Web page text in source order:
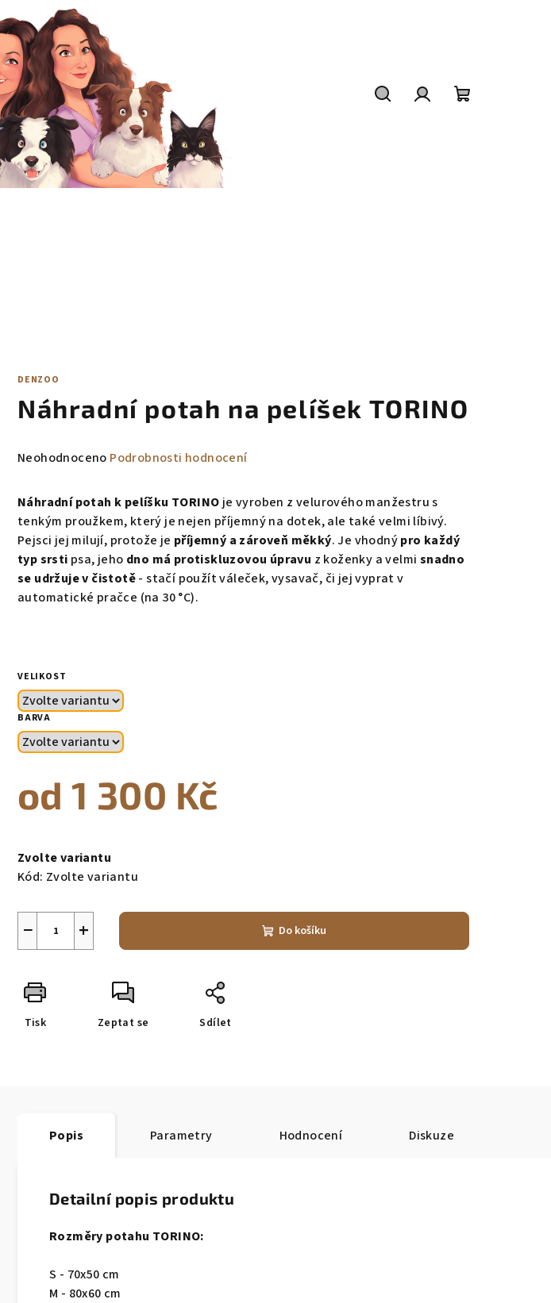
DENZOO
Náhradní potah na pelíšek TORINO
Průměrné
produktu
je
0,0
z
hvězdiček.
Neohodnoceno Podrobnosti hodnocení
Náhradní potah k pelíšku TORINO je vyroben z velurového manžestru s
tenkým proužkem, který je nejen příjemný na dotek, ale také velmi líbivý.
Pejsci jej milují, protože je příjemný a zároveň měkký. Je vhodnýpro každý
typ srsti psa, jeho dno má protiskluzovou úpravu z koženky a velmi snadno
se udržuje v čistotě- stačí použít váleček, vysavač, či jej vyprat v
automatické pračce (na 30 °C).
VELIKOST
BARVA
od1 300 Kč
cena:
Zvolte variantu
Kód: Zvolte variantu
+
− Do košíku
Tisk Zeptat se Sdílet
Popis Parametry Hodnocení Diskuze
Detailní popis produktu
Rozměry potahu TORINO:
S - 70x50 cm
M - 80x60 cm